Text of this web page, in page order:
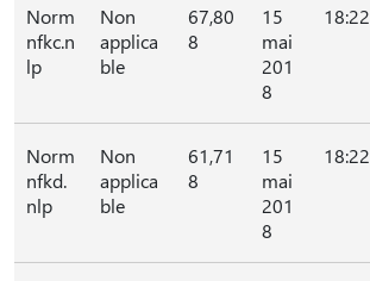
Norm
nfkc.n
lp
Non
applica
ble
67,80
8
15
mai
201
8
18:22
Norm
nfkd.
nlp
Non
applica
ble
61,71
8
15
mai
201
8
18:22